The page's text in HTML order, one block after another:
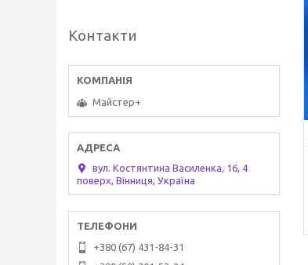
Контакти
Майстер+
вул. Костянтина Василенка, 16, 4
поверх, Вінниця, Україна
+380 (67) 431-84-31